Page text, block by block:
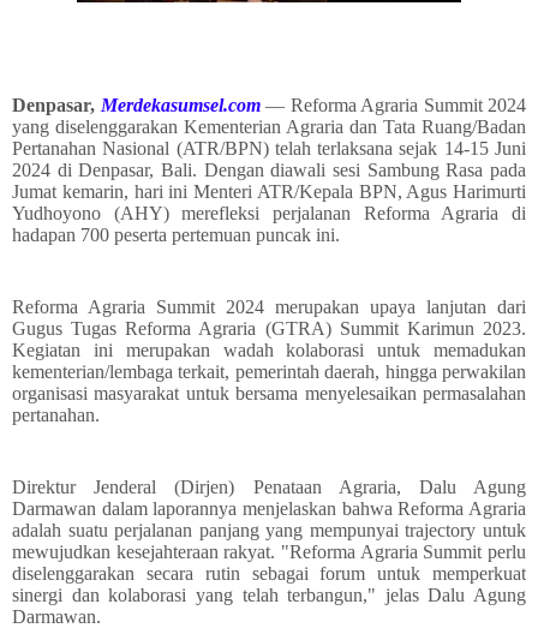
Denpasar, Merdekasumsel.com — Reforma Agraria Summit 2024
yang diselenggarakan Kementerian Agraria dan Tata Ruang/Badan
Pertanahan Nasional (ATR/BPN) telah terlaksana sejak 14-15 Juni
2024 di Denpasar, Bali. Dengan diawali sesi Sambung Rasa pada
Jumat kemarin, hari ini Menteri ATR/Kepala BPN, Agus Harimurti
Yudhoyono (AHY) merefleksi perjalanan Reforma Agraria di
hadapan 700 peserta pertemuan puncak ini.
Reforma Agraria Summit 2024 merupakan upaya lanjutan dari
Gugus Tugas Reforma Agraria (GTRA) Summit Karimun 2023.
Kegiatan ini merupakan wadah kolaborasi untuk memadukan
kementerian/lembaga terkait, pemerintah daerah, hingga perwakilan
organisasi masyarakat untuk bersama menyelesaikan permasalahan
pertanahan.
Direktur Jenderal (Dirjen) Penataan Agraria, Dalu Agung
Darmawan dalam laporannya menjelaskan bahwa Reforma Agraria
adalah suatu perjalanan panjang yang mempunyai trajectory untuk
mewujudkan kesejahteraan rakyat. "Reforma Agraria Summit perlu
diselenggarakan secara rutin sebagai forum untuk memperkuat
sinergi dan kolaborasi yang telah terbangun," jelas Dalu Agung
Darmawan.